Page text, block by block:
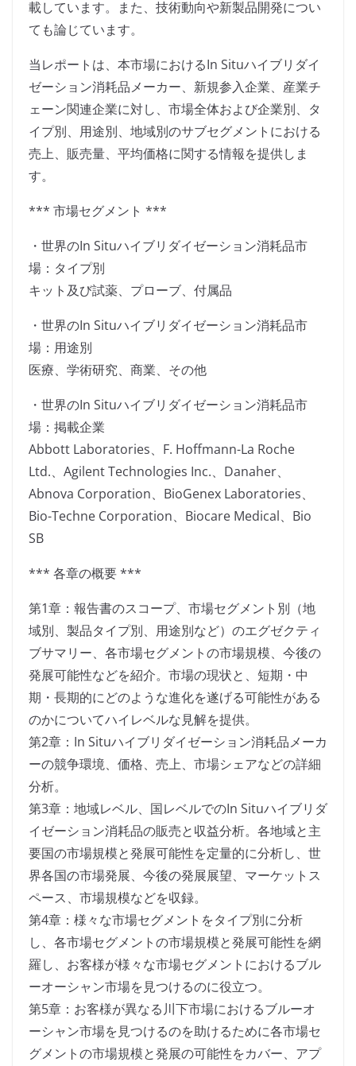
載しています。また、技術動向や新製品開発につい
ても論じています。
当レポートは、本市場におけるIn Situハイブリダイ
ゼーション消耗品メーカー、新規参入企業、産業チ
ェーン関連企業に対し、市場全体および企業別、タ
イプ別、用途別、地域別のサブセグメントにおける
売上、販売量、平均価格に関する情報を提供しま
す。
*** 市場セグメント ***
・世界のIn Situハイブリダイゼーション消耗品市
場：タイプ別
キット及び試薬、プローブ、付属品
・世界のIn Situハイブリダイゼーション消耗品市
場：用途別
医療、学術研究、商業、その他
・世界のIn Situハイブリダイゼーション消耗品市
場：掲載企業
Abbott Laboratories、F. Hoffmann-La Roche
Ltd.、Agilent Technologies Inc.、Danaher、
Abnova Corporation、BioGenex Laboratories、
Bio-Techne Corporation、Biocare Medical、Bio
SB
*** 各章の概要 ***
第1章：報告書のスコープ、市場セグメント別（地
域別、製品タイプ別、用途別など）のエグゼクティ
ブサマリー、各市場セグメントの市場規模、今後の
発展可能性などを紹介。市場の現状と、短期・中
期・長期的にどのような進化を遂げる可能性がある
のかについてハイレベルな見解を提供。
第2章：In Situハイブリダイゼーション消耗品メーカ
ーの競争環境、価格、売上、市場シェアなどの詳細
分析。
第3章：地域レベル、国レベルでのIn Situハイブリダ
イゼーション消耗品の販売と収益分析。各地域と主
要国の市場規模と発展可能性を定量的に分析し、世
界各国の市場発展、今後の発展展望、マーケットス
ペース、市場規模などを収録。
第4章：様々な市場セグメントをタイプ別に分析
し、各市場セグメントの市場規模と発展可能性を網
羅し、お客様が様々な市場セグメントにおけるブル
ーオーシャン市場を見つけるのに役立つ。
第5章：お客様が異なる川下市場におけるブルーオ
ーシャン市場を見つけるのを助けるために各市場セ
グメントの市場規模と発展の可能性をカバー、アプ